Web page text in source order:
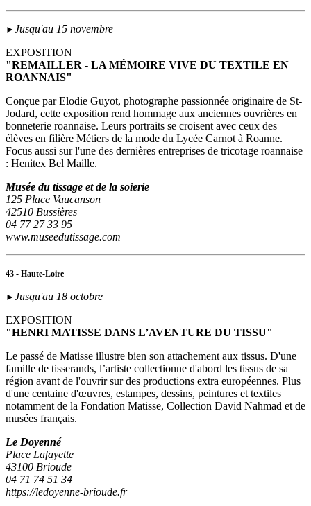
► Jusqu'au 15 novembre
EXPOSITION
"REMAILLER - LA MÉMOIRE VIVE DU TEXTILE EN
ROANNAIS"
Conçue par Elodie Guyot, photographe passionnée originaire de St-
Jodard, cette exposition rend hommage aux anciennes ouvrières en
bonneterie roannaise. Leurs portraits se croisent avec ceux des
élèves en filière Métiers de la mode du Lycée Carnot à Roanne.
Focus aussi sur l'une des dernières entreprises de tricotage roannaise
: Henitex Bel Maille.
Musée du tissage et de la soierie
125 Place Vaucanson
42510 Bussières
04 77 27 33 95
www.museedutissage.com
43 - Haute-Loire
► Jusqu'au 18 octobre
EXPOSITION
"HENRI MATISSE DANS L’AVENTURE DU TISSU"
Le passé de Matisse illustre bien son attachement aux tissus. D'une
famille de tisserands, l’artiste collectionne d'abord les tissus de sa
région avant de l'ouvrir sur des productions extra européennes. Plus
d'une centaine d'œuvres, estampes, dessins, peintures et textiles
notamment de la Fondation Matisse, Collection David Nahmad et de
musées français.
Le Doyenné
Place Lafayette
43100 Brioude
04 71 74 51 34
https://ledoyenne-brioude.fr